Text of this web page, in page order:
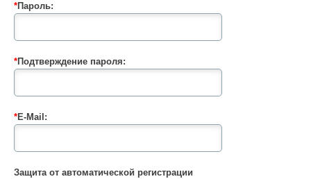
*Пароль:
*Подтверждение пароля:
*E-Mail:
Защита от автоматической регистрации